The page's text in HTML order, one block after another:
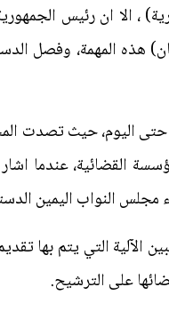
، الا ان رئيس
هذه المهمة، وفصل
اليوم، حيث تصدت
القضائية، عندما
النواب اليمين
الآلية التي يتم بها
على الترشيح.